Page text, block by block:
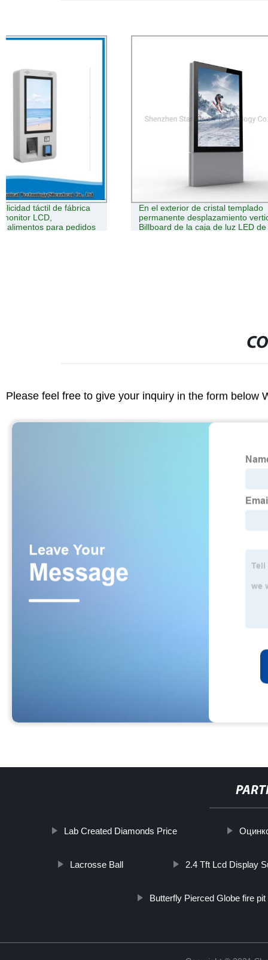
En el exterior de cristal templado
permanente desplazamiento vertical de
Billboard de la caja de luz LED de señal
4K LCD de
pulgadas
publicidad
Please feel free to give your inquiry in the form below
Lab Created Diamonds Price
Lacrosse Ball 2.4 Tft Lcd Display
Butterfly Pierced Globe fire pit